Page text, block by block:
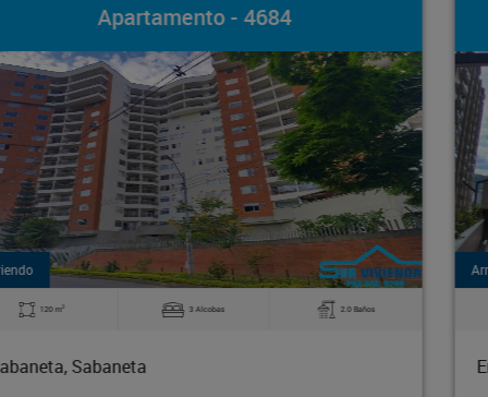
Apartamento - 4683
Arriendo
70 m2 3 Alcobas
Envigado, Las Vegas